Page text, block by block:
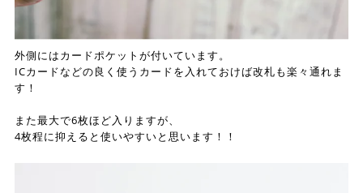
外側にはカードポケットが付いています。
ICカードなどの良く使うカードを入れておけば改札も楽々通れま
す！
また最大で6枚ほど入りますが、
4枚程に抑えると使いやすいと思います！！